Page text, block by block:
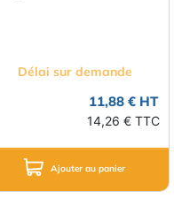
Délai sur demande
11,88 € HT
14,26 € TTC
Ajouter au panier